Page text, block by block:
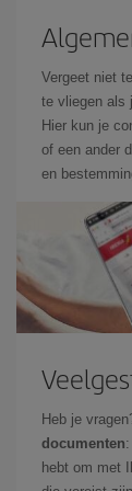
Vergeet niet
te vliegen als
Hier kun je
of een ander
en
Heb je
documenten
hebt om met